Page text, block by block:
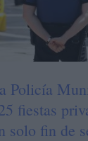
Policía
fiestas
solo fin de